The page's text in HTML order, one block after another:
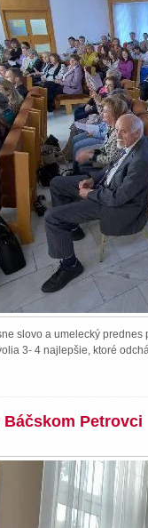
slovo a umelecký
3- 4 najlepšie, ktoré
Petrovci